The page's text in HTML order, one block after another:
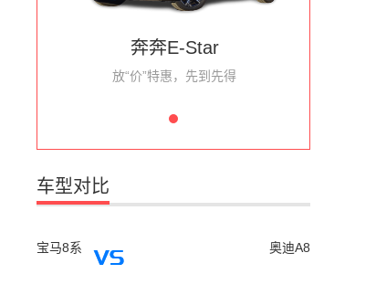
奔奔E-Star
放“价”特惠，先到先得
车型对比
宝马8系 奥迪A8